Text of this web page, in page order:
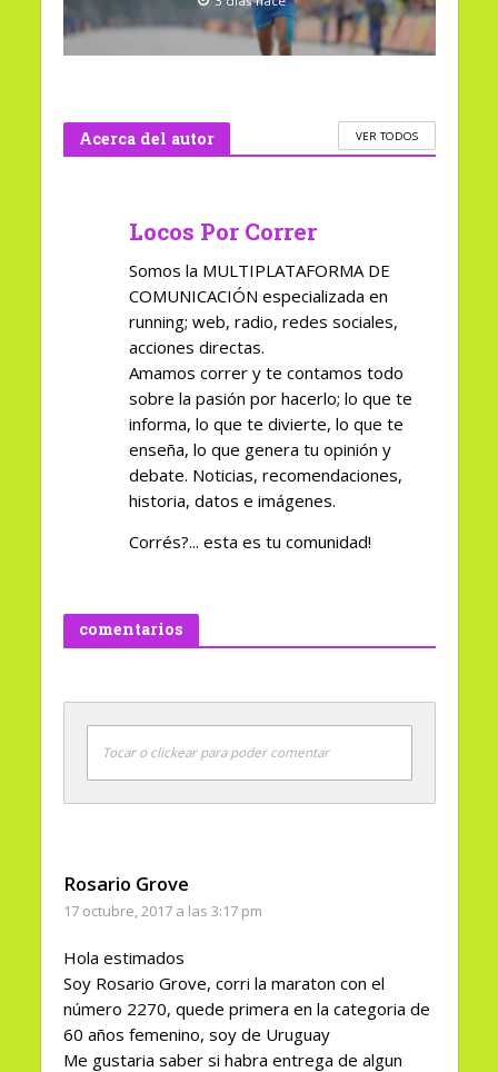
Acerca del autor VER TODOS
Locos Por Correr
Somos la MULTIPLATAFORMA DE
COMUNICACIÓN especializada en
running; web, radio, redes sociales,
acciones directas.
Amamos correr y te contamos todo
sobre la pasión por hacerlo; lo que te
informa, lo que te divierte, lo que te
enseña, lo que genera tu opinión y
debate. Noticias, recomendaciones,
historia, datos e imágenes.
Corrés?... esta es tu comunidad!
comentarios
Tocar o clickear para poder comentar
Rosario Grove
17 octubre, 2017 a las 3:17 pm
Hola estimados
Soy Rosario Grove, corri la maraton con el
número 2270, quede primera en la categoria de
60 años femenino, soy de Uruguay
Me gustaria saber si habra entrega de algun